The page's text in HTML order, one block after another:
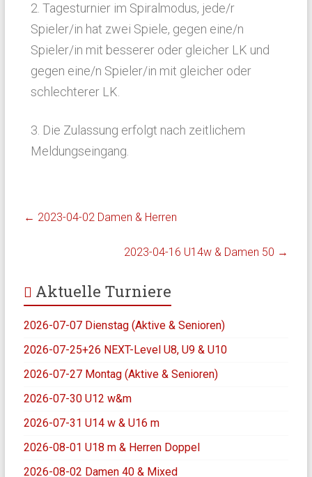
2. Tagesturnier im Spiralmodus, jede/r
Spieler/in hat zwei Spiele, gegen eine/n
Spieler/in mit besserer oder gleicher LK und
gegen eine/n Spieler/in mit gleicher oder
schlechterer LK.
3. Die Zulassung erfolgt nach zeitlichem
Meldungseingang.
← 2023-04-02 Damen & Herren
2023-04-16 U14w & Damen 50 →
Aktuelle Turniere
2026-07-07 Dienstag (Aktive & Senioren)
2026-07-25+26 NEXT-Level U8, U9 & U10
2026-07-27 Montag (Aktive & Senioren)
2026-07-30 U12 w&m
2026-07-31 U14 w & U16 m
2026-08-01 U18 m & Herren Doppel
2026-08-02 Damen 40 & Mixed